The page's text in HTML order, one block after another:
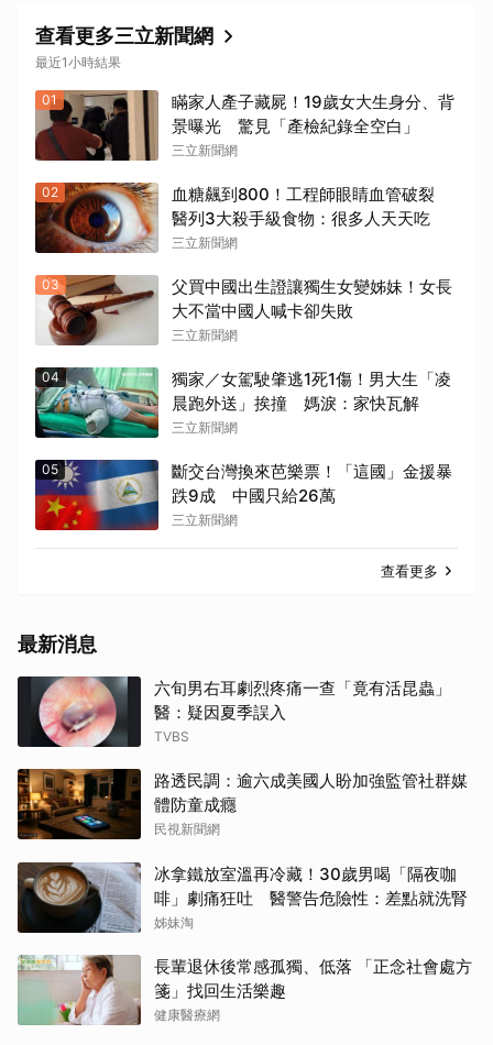
查看更多三立新聞網
最近1小時結果
01
瞞家人產子藏屍！19歲女大生身分、背
景曝光 驚見「產檢紀錄全空白」
三立新聞網
02
血糖飆到800！工程師眼睛血管破裂
醫列3大殺手級食物：很多人天天吃
三立新聞網
03
父買中國出生證讓獨生女變姊妹！女長
大不當中國人喊卡卻失敗
三立新聞網
04
獨家／女駕駛肇逃1死1傷！男大生「凌
晨跑外送」挨撞 媽淚：家快瓦解
三立新聞網
05
斷交台灣換來芭樂票！「這國」金援暴
跌9成 中國只給26萬
三立新聞網
查看更多
最新消息
六旬男右耳劇烈疼痛一查「竟有活昆蟲」
醫：疑因夏季誤入
TVBS
路透民調：逾六成美國人盼加強監管社群媒
體防童成癮
民視新聞網
冰拿鐵放室溫再冷藏！30歲男喝「隔夜咖
啡」劇痛狂吐 醫警告危險性：差點就洗腎
姊妹淘
長輩退休後常感孤獨、低落 「正念社會處方
箋」找回生活樂趣
健康醫療網